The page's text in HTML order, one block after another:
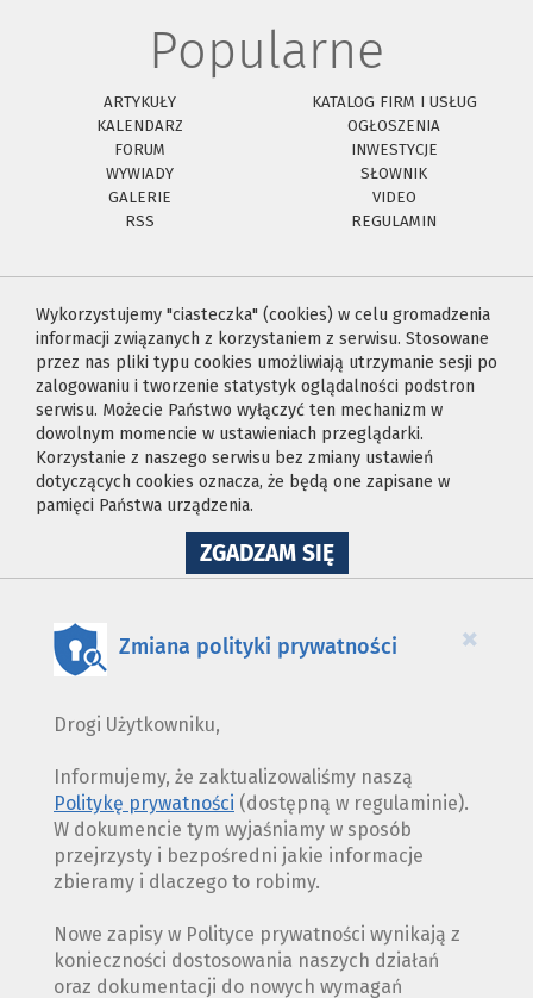
Popularne
ARTYKUŁY
KATALOG FIRM I USŁUG
KALENDARZ
OGŁOSZENIA
FORUM
INWESTYCJE
WYWIADY
SŁOWNIK
GALERIE
VIDEO
RSS
REGULAMIN
Wykorzystujemy "ciasteczka" (cookies) w celu gromadzenia
informacji związanych z korzystaniem z serwisu. Stosowane
przez nas pliki typu cookies umożliwiają utrzymanie sesji po
zalogowaniu i tworzenie statystyk oglądalności podstron
serwisu. Możecie Państwo wyłączyć ten mechanizm w
dowolnym momencie w ustawieniach przeglądarki.
Korzystanie z naszego serwisu bez zmiany ustawień
dotyczących cookies oznacza, że będą one zapisane w
pamięci Państwa urządzenia.
ZGADZAM SIĘNA
WYKORZYSTANIE
×
Zmiana polityki prywatności
Drogi Użytkowniku,
Informujemy, że zaktualizowaliśmy naszą
Politykę prywatności (dostępną w regulaminie).
W dokumencie tym wyjaśniamy w sposób
przejrzysty i bezpośredni jakie informacje
zbieramy i dlaczego to robimy.
Nowe zapisy w Polityce prywatności wynikają z
konieczności dostosowania naszych działań
oraz dokumentacji do nowych wymagań